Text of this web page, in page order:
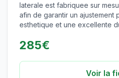
laterale est fabriquee sur
afin de garantir un ajustement
esthetique et une excellente
285€
Voir la